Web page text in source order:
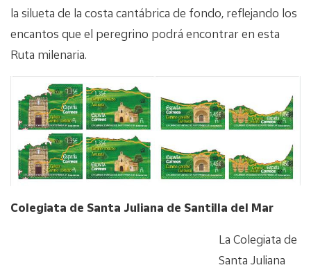
la silueta de la costa cantábrica de fondo, reflejando los
encantos que el peregrino podrá encontrar en esta
Ruta milenaria.
Colegiata de Santa Juliana de Santilla del Mar
La Colegiata de
Santa Juliana